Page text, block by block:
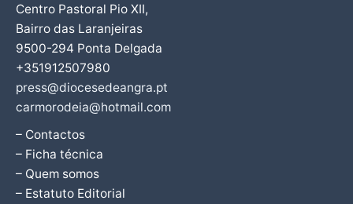
Centro Pastoral Pio XII,
Bairro das Laranjeiras
9500-294 Ponta Delgada
+351912507980
press@diocesedeangra.pt
carmorodeia@hotmail.com
– Contactos
– Ficha técnica
– Quem somos
– Estatuto Editorial